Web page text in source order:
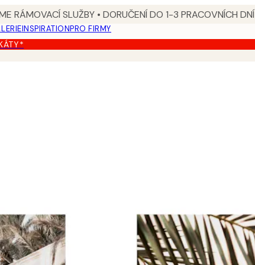
RÁMOVACÍ SLUŽBY • DORUČENÍ DO 1-3 PRACOVNÍCH DNÍ
INSPIRATIONPRO FIRMY